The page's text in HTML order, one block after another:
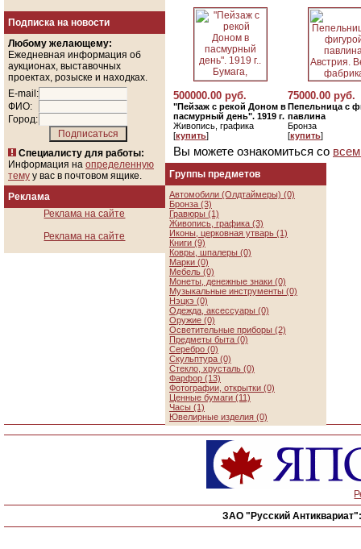
Подписка на новости
Любому желающему:
Ежедневная информация об
аукционах, выставочных
проектах, розыске и находках.
E-mail:
ФИО:
Город:
Специалисту для работы:
Информация на определенную
тему у вас в почтовом ящике.
Реклама
Реклама на сайте
Реклама на сайте
500000.00 руб.
"Пейзаж с рекой Доном в
пасмурный день". 1919 г.
Живопись, графика
[купить]
75000.00 руб.
Пепельница с
павлина
Бронза
[купить]
Вы можете ознакомиться со
Группы предметов
Автомобили (Олдтаймеры) (0)
Бронза (3)
Гравюры (1)
Живопись, графика (3)
Иконы, церковная утварь (1)
Книги (9)
Ковры, шпалеры (0)
Марки (0)
Мебель (0)
Монеты, денежные знаки (0)
Музыкальные инструменты (0)
Нэцкэ (0)
Одежда, аксессуары (0)
Оружие (0)
Осветительные приборы (2)
Предметы быта (0)
Серебро (0)
Скульптура (0)
Стекло, хрусталь (0)
Фарфор (13)
Фотографии, открытки (0)
Ценные бумаги (11)
Часы (1)
Ювелирные изделия (0)
ЗАО "Русский Антиквариат":